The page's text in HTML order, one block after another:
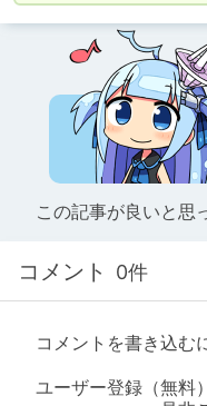
この記事が良いと思
コメント 0件
コメントを書き込む
ユーザー登録（無料